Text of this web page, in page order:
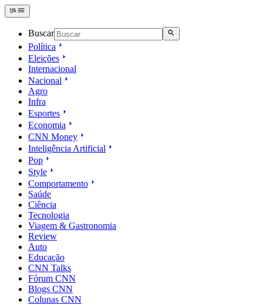
Buscar
Política
Eleições
Internacional
Nacional
Agro
Infra
Esportes
Economia
CNN Money
Inteligência Artificial
Pop
Style
Comportamento
Saúde
Ciência
Tecnologia
Viagem & Gastronomia
Review
Auto
Educação
CNN Talks
Fórum CNN
Blogs CNN
Colunas CNN